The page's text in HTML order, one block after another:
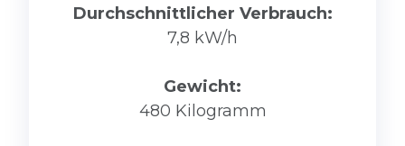
Durchschnittlicher Verbrauch:
7,8 kW/h
Gewicht:
480 Kilogramm